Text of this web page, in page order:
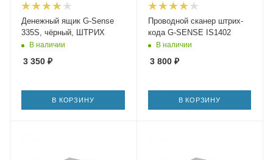
Денежный ящик G-Sense
335S, чёрный, ШТРИХ
В наличии
3 350 ₽
В КОРЗИНУ
Проводной сканер штрих-
кода G-SENSE IS1402
В наличии
3 800₽
В КОРЗИНУ